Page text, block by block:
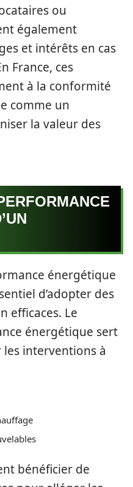
ou
également
et intérêts en cas
France, ces
à la conformité
comme un
la valeur des
énergétique
d’adopter des
efficaces. Le
énergétique sert
interventions à
bénéficier de